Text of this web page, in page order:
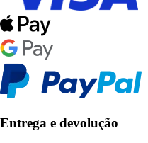
Entrega e devolução